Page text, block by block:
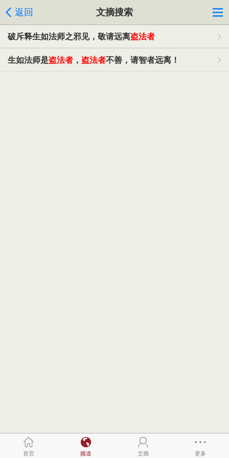
返回 文摘搜索
破斥释生如法师之邪见，敬请远离盗法者
生如法师是盗法者 ， 盗法者不善，请智者远离！
首页 频道 文摘 更多